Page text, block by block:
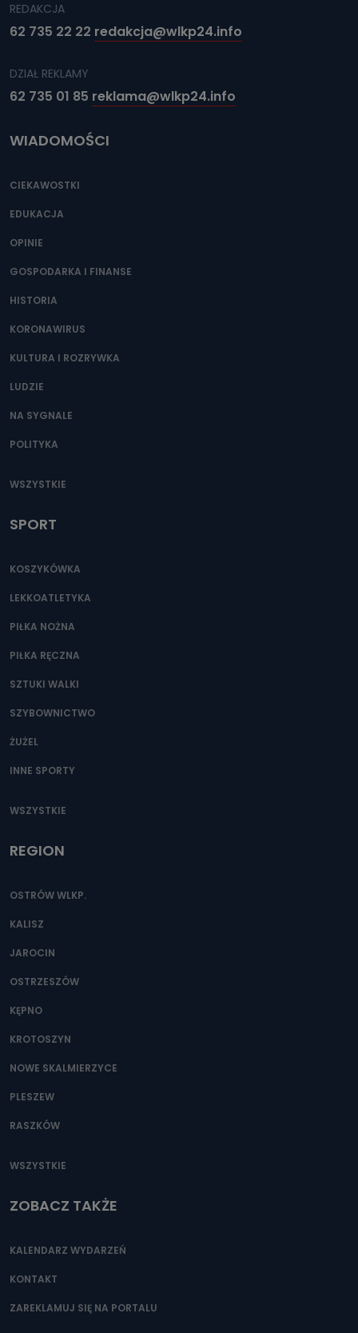
REDAKCJA
62 735 22 22 redakcja@wlkp24.info
DZIAŁ REKLAMY
62 735 01 85 reklama@wlkp24.info
WIADOMOŚCI
CIEKAWOSTKI
EDUKACJA
OPINIE
GOSPODARKA I FINANSE
HISTORIA
KORONAWIRUS
KULTURA I ROZRYWKA
LUDZIE
NA SYGNALE
POLITYKA
WSZYSTKIE
SPORT
KOSZYKÓWKA
LEKKOATLETYKA
PIŁKA NOŻNA
PIŁKA RĘCZNA
SZTUKI WALKI
SZYBOWNICTWO
ŻUŻEL
INNE SPORTY
WSZYSTKIE
REGION
OSTRÓW WLKP.
KALISZ
JAROCIN
OSTRZESZÓW
KĘPNO
KROTOSZYN
NOWE SKALMIERZYCE
PLESZEW
RASZKÓW
WSZYSTKIE
ZOBACZ TAKŻE
KALENDARZ WYDARZEŃ
KONTAKT
ZAREKLAMUJ SIĘ NA PORTALU